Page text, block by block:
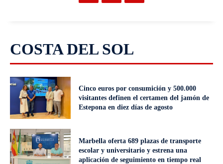
COSTA DEL SOL
Cinco euros por consumición y 500.000
visitantes definen el certamen del jamón de
Estepona en diez días de agosto
Marbella oferta 689 plazas de transporte
escolar y universitario y estrena una
aplicación de seguimiento en tiempo real